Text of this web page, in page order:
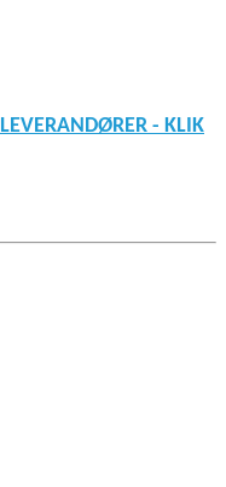
- KLIK